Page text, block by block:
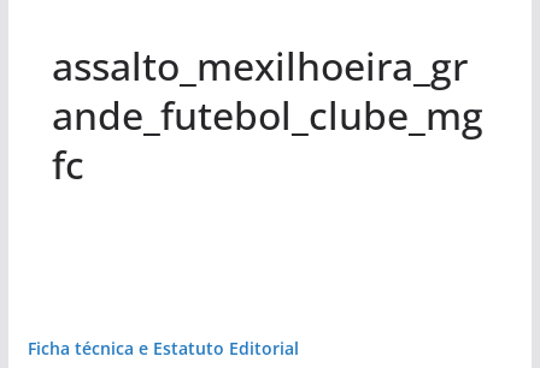
assalto_mexilhoeira_gr
ande_futebol_clube_mg
fc
Ficha técnica e Estatuto Editorial